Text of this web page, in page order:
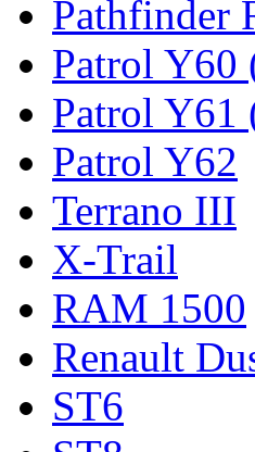
Pathfinder
Patrol Y60
Patrol Y61
Patrol Y62
Terrano III
X-Trail
RAM 1500
Renault
ST6